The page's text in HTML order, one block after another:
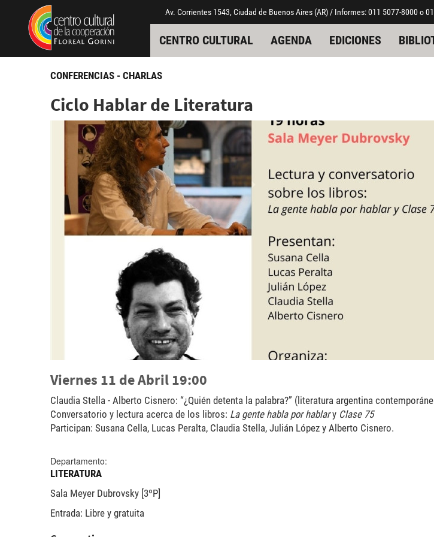
Pasar al contenido principal
Jump to main content Av. Corrientes 1543, Ciudad de Buenos Aires (AR) / Informes: 011 5077-8000 o
CENTRO CULTURAL AGENDA EDICIONES
CONFERENCIAS - CHARLAS
Ciclo Hablar de Literatura
Viernes 11 de Abril 19:00
Claudia Stella - Alberto Cisnero: “¿Quién detenta la palabra?” (literatura argentina
Conversatorio y lectura acerca de los libros: La gente habla por hablary Clase 75
Participan: Susana Cella, Lucas Peralta, Claudia Stella, Julián López y Alberto Cisnero.
Departamento:
LITERATURA
Sala Meyer Dubrovsky [3ºP]
Entrada: Libre y gratuita